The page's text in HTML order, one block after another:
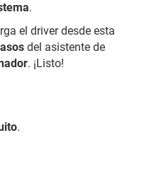
.
el driver desde esta
del asistente de
. ¡Listo!
.